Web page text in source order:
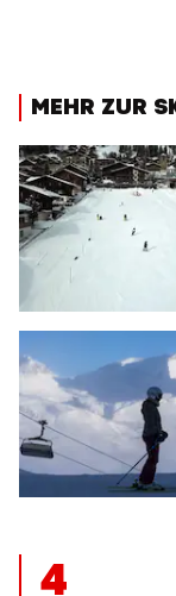
MEHR ZUR
4